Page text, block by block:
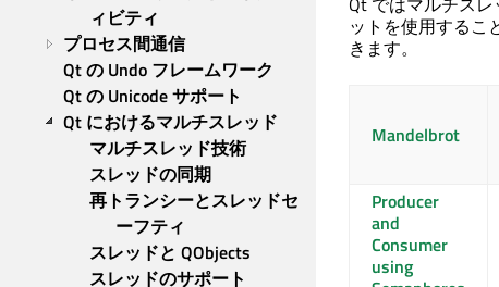
ィビティ
プロセス間通信
Qt の Undo フレームワーク
Qt の Unicode サポート
Qt におけるマルチスレッド
マルチスレッド技術
スレッドの同期
再トランシーとスレッドセ
ーフティ
スレッドと QObjects
スレッドのサポート
ットを使用するこ
きます。
Mandelbrot
Producer
and
Consumer
using